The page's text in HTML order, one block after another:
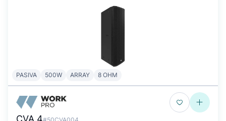
PASIVA 500W ARRAY 8 OHM
CVA 4